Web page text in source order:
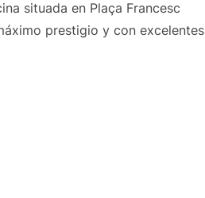
situada en Plaça Francesc
prestigio y con excelentes